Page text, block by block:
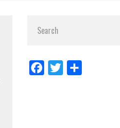
Facebook
Twitter